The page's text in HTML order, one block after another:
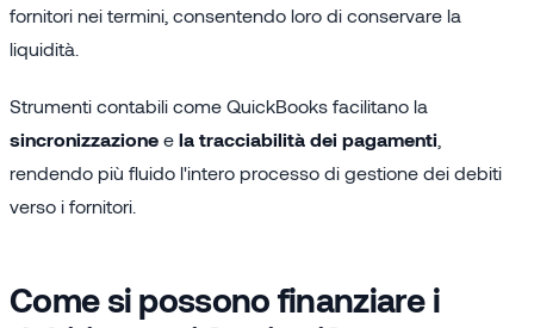
fornitori nei termini, consentendo loro di conservare la
liquidità.
Strumenti contabili come QuickBooks facilitano la
sincronizzazione e la tracciabilità dei pagamenti
rendendo più fluido l'intero processo di gestione dei debiti
verso i fornitori.
Come si possono finanziare i